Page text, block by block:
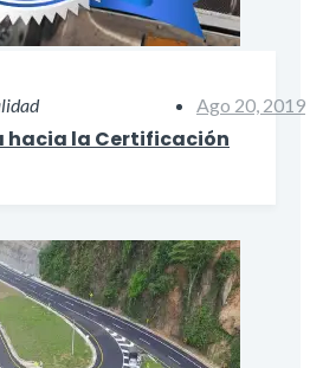
Ago 20, 2019
hacia la Certificación